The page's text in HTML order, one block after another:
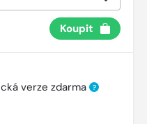
Koupit
verze zdarma ?